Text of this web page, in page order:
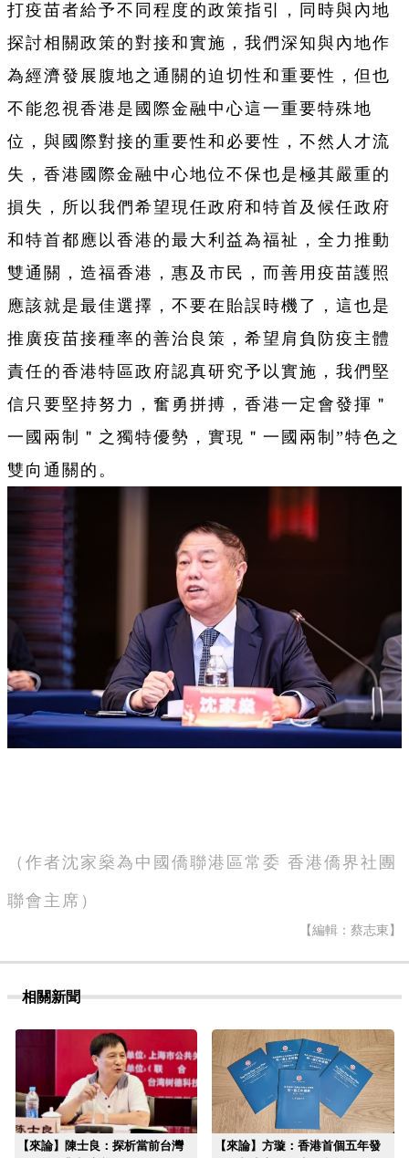
打疫苗者給予不同程度的政策指引，同時與內地
探討相關政策的對接和實施，我們深知與內地作
為經濟發展腹地之通關的迫切性和重要性，但也
不能忽視香港是國際金融中心這一重要特殊地
位，與國際對接的重要性和必要性，不然人才流
失，香港國際金融中心地位不保也是極其嚴重的
損失，所以我們希望現任政府和特首及候任政府
和特首都應以香港的最大利益為福祉，全力推動
雙通關，造福香港，惠及市民，而善用疫苗護照
應該就是最佳選擇，不要在貽誤時機了，這也是
推廣疫苗接種率的善治良策，希望肩負防疫主體
責任的香港特區政府認真研究予以實施，我們堅
信只要堅持努力，奮勇拼搏，香港一定會發揮＂
一國兩制＂之獨特優勢，實現＂一國兩制”特色之
雙向通關的。
（作者沈家燊為 中國僑聯港區常委 香港僑界社團
聯會主席）
【編輯：蔡志東】
相關新聞
【來論】陳士良：探析當前台灣
【來論】方璇：香港首個五年發